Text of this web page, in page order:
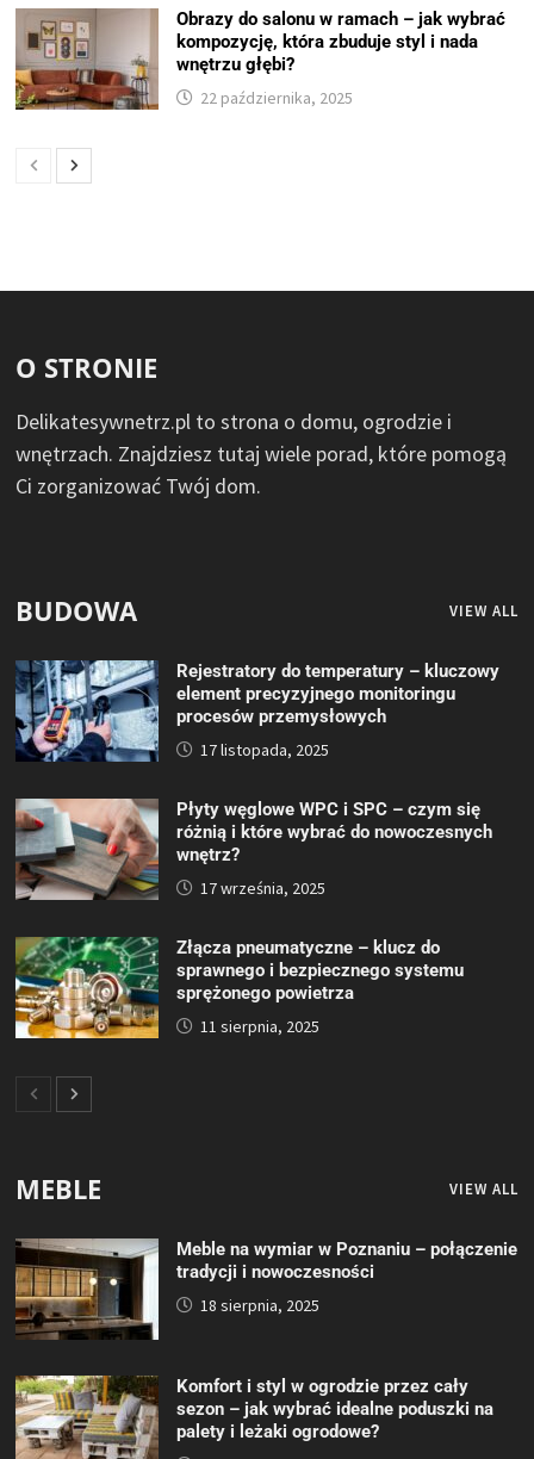
Obrazy do salonu w ramach – jak wybrać
kompozycję, która zbuduje styl i nada
wnętrzu głębi?
22 października, 2025
O STRONIE
Delikatesywnetrz.pl to strona o domu, ogrodzie i
wnętrzach. Znajdziesz tutaj wiele porad, które pomogą
Ci zorganizować Twój dom.
BUDOWA VIEW ALL
Rejestratory do temperatury – kluczowy
element precyzyjnego monitoringu
procesów przemysłowych
17 listopada, 2025
Płyty węglowe WPC i SPC – czym się
różnią i które wybrać do nowoczesnych
wnętrz?
17 września, 2025
Złącza pneumatyczne – klucz do
sprawnego i bezpiecznego systemu
sprężonego powietrza
11 sierpnia, 2025
MEBLE VIEW ALL
Meble na wymiar w Poznaniu – połączenie
tradycji i nowoczesności
18 sierpnia, 2025
Komfort i styl w ogrodzie przez cały
sezon – jak wybrać idealne poduszki na
palety i leżaki ogrodowe?